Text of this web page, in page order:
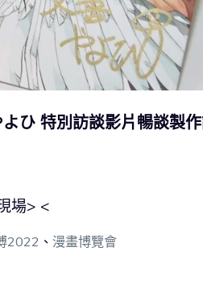
ひ 特別訪談影片暢談製
場> <
2022 、 漫畫博覽會